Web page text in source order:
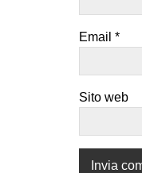
Email *
Sito web